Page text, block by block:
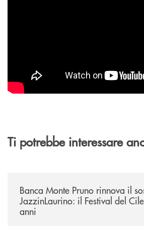
Ti potrebbe interessare
Banca Monte Pruno rinnova il
JazzinLaurino: il Festival del
anni